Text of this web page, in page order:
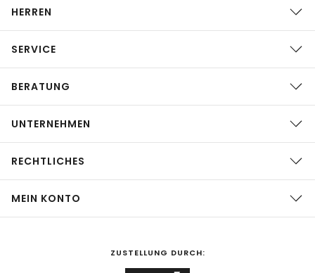
HERREN
SERVICE
BERATUNG
UNTERNEHMEN
RECHTLICHES
MEIN KONTO
ZUSTELLUNG DURCH: